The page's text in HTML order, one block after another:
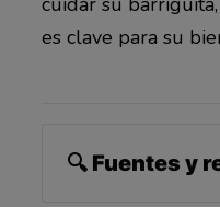
es clave para su
🔍 Fuentes y